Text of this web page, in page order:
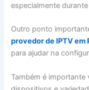
especialmente
Outro ponto
provedor de IPTV em
para ajudar na
Também é